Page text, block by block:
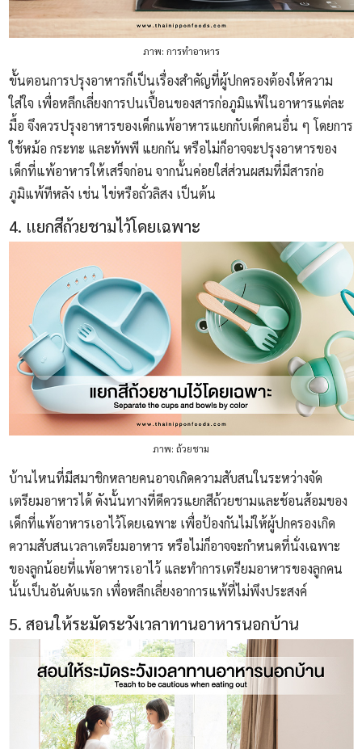
ภาพ: การทำอาหาร
ขั้นตอนการปรุงอาหารก็เป็นเรื่องสำคัญที่ผู้ปกครองต้องให้ความ
ใส่ใจ เพื่อหลีกเลี่ยงการปนเปื้อนของสารก่อภูมิแพ้ในอาหารแต่ละ
มื้อ จึงควรปรุงอาหารของเด็กแพ้อาหารแยกกับเด็กคนอื่น ๆ โดยการ
ใช้หม้อ กระทะ และทัพพี แยกกัน หรือไม่ก็อาจจะปรุงอาหารของ
เด็กที่แพ้อาหารให้เสร็จก่อน จากนั้นค่อยใส่ส่วนผสมที่มีสารก่อ
ภูมิแพ้ทีหลัง เช่น ไข่หรือถั่วลิสง เป็นต้น
4. แยกสีถ้วยชามไว้โดยเฉพาะ
ภาพ: ถ้วยชาม
บ้านไหนที่มีสมาชิกหลายคนอาจเกิดความสับสนในระหว่างจัด
เตรียมอาหารได้ ดังนั้นทางที่ดีควรแยกสีถ้วยชามและช้อนส้อมของ
เด็กที่แพ้อาหารเอาไว้โดยเฉพาะ เพื่อป้องกันไม่ให้ผู้ปกครองเกิด
ความสับสนเวลาเตรียมอาหาร หรือไม่ก็อาจจะกำหนดที่นั่งเฉพาะ
ของลูกน้อยที่แพ้อาหารเอาไว้ และทำการเตรียมอาหารของลูกคน
นั้นเป็นอันดับแรก เพื่อหลีกเลี่ยงอาการแพ้ที่ไม่พึงประสงค์
5. สอนให้ระมัดระวังเวลาทานอาหารนอกบ้าน